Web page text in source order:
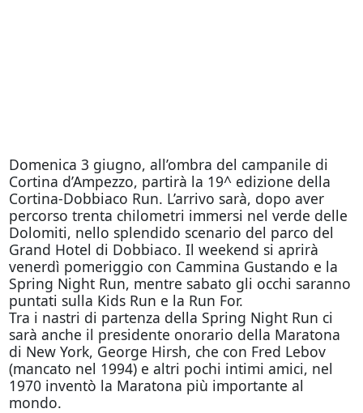
Domenica 3 giugno, all’ombra del campanile di
Cortina d’Ampezzo, partirà la 19^ edizione della
Cortina-Dobbiaco Run. L’arrivo sarà, dopo aver
percorso trenta chilometri immersi nel verde delle
Dolomiti, nello splendido scenario del parco del
Grand Hotel di Dobbiaco. Il weekend si aprirà
venerdì pomeriggio con Cammina Gustando e la
Spring Night Run, mentre sabato gli occhi saranno
puntati sulla Kids Run e la Run For.
Tra i nastri di partenza della Spring Night Run ci
sarà anche il presidente onorario della Maratona
di New York, George Hirsh, che con Fred Lebov
(mancato nel 1994) e altri pochi intimi amici, nel
1970 inventò la Maratona più importante al
mondo.